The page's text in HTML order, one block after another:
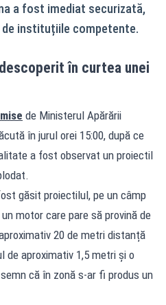
a fost imediat securizată,
instituțiile competente.
în curtea unei
de Ministerul Apărării
în jurul orei 15:00, după ce
a fost observat un proiectil
găsit proiectilul, pe un câmp
motor care pare să provină de
20 de metri distanță
de aproximativ 1,5 metri și o
că în zonă s-ar fi produs un